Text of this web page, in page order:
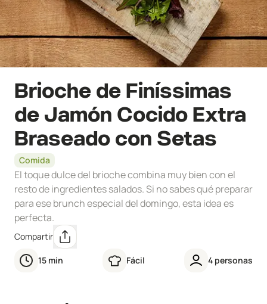
Brioche de Finíssimas
de Jamón Cocido Extra
Braseado con Setas
Comida
El toque dulce del brioche combina muy bien con el
resto de ingredientes salados. Si no sabes qué preparar
para ese brunch especial del domingo, esta idea es
perfecta.
Compartir
15 min Fácil 4 personas